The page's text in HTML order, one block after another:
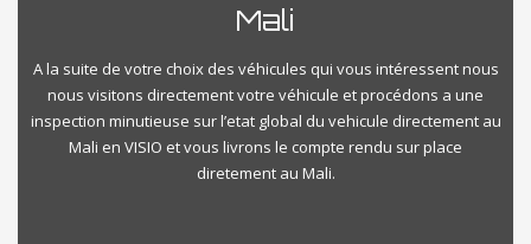
Mali
A la suite de votre choix des véhicules qui vous intéressent nous
nous visitons directement votre véhicule et procédons a une
inspection minutieuse sur l’etat global du vehicule directement au
Mali en VISIO et vous livrons le compte rendu sur place
diretement au Mali.